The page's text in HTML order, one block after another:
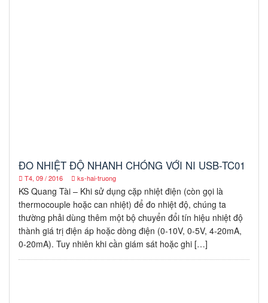
ĐO NHIỆT ĐỘ NHANH CHÓNG VỚI NI USB-TC01
T4, 09 / 2016 ks-hai-truong
KS Quang Tài – Khi sử dụng cặp nhiệt điện (còn gọi là
thermocouple hoặc can nhiệt) để đo nhiệt độ, chúng ta
thường phải dùng thêm một bộ chuyển đổi tín hiệu nhiệt độ
thành giá trị điện áp hoặc dòng điện (0-10V, 0-5V, 4-20mA,
0-20mA). Tuy nhiên khi cần giám sát hoặc ghi […]